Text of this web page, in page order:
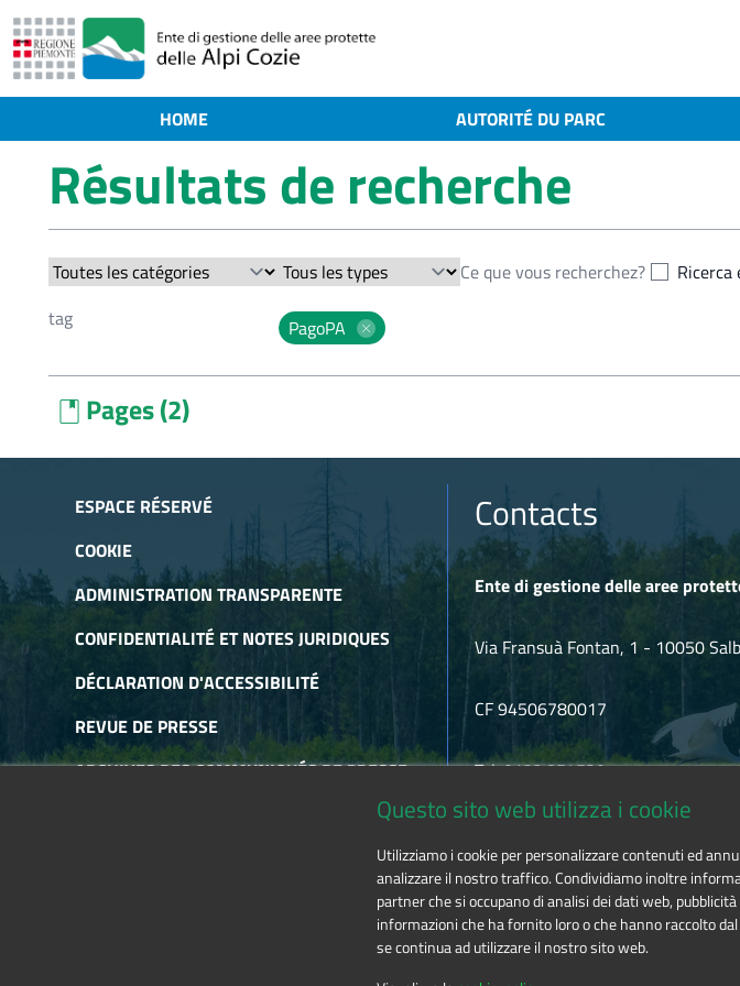
HOME AUTORITÉ DU PARC
Résultats de recherche
Ricerca
PagoPA
bookPages (2)
PagoPA
Piemonte PAY
ESPACE RÉSERVÉ
COOKIE
ADMINISTRATION TRANSPARENTE
CONFIDENTIALITÉ ET NOTES JURIDIQUES
DÉCLARATION D'ACCESSIBILITÉ
REVUE DE PRESSE
ARCHIVES DES COMMUNIQUÉS DE PRESSE
Contacts
Ente di gestione delle aree
Via Fransuà Fontan, 1 - 10050
CF 94506780017
Tel. 0122.854720
Questo sito web utilizza i cookie
Utilizziamo i cookie per personalizzare contenuti ed
analizzare il nostro traffico. Condividiamo inoltre
partner che si occupano di analisi dei dati web,
informazioni che ha fornito loro o che hanno raccolto
se continua ad utilizzare il nostro sito web.